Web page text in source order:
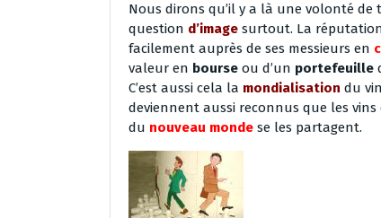
Nous dirons qu’il y a là une volonté de
question d’image surtout. La
facilement auprès de ses messieurs en
valeur en bourse ou d’un portefeuille
C’est aussi cela la mondialisation du
deviennent aussi reconnus que les
du nouveau monde se les partagent.